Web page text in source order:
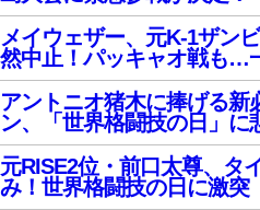
メイウェザー、元K-1ザン
然中止！パッキャオ戦も…
アントニオ猪木に捧げる新
ン、「世界格闘技の日」に
元RISE2位・前口太尊、タ
み！世界格闘技の日に激突